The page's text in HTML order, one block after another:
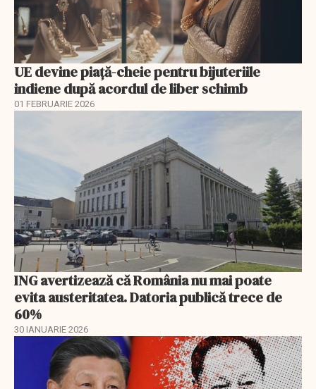
UE devine piață-cheie pentru bijuteriile
indiene după acordul de liber schimb
01 FEBRUARIE 2026
ING avertizează că România nu mai poate
evita austeritatea. Datoria publică trece de
60%
30 IANUARIE 2026